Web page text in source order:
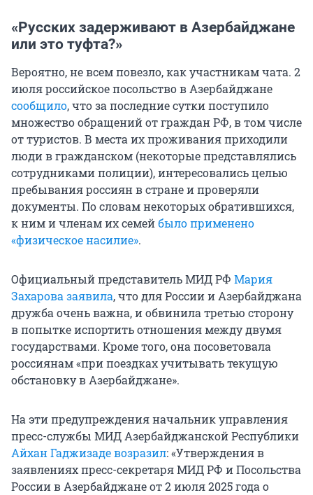
«Русских задерживают в Азербайджане
или это туфта?»
Вероятно, не всем повезло, как участникам чата. 2
июля российское посольство в Азербайджане
сообщило, что за последние сутки поступило
множество обращений от граждан РФ, в том числе
от туристов. В места их проживания приходили
люди в гражданском (некоторые представлялись
сотрудниками полиции), интересовались целью
пребывания россиян в стране и проверяли
документы. По словам некоторых обратившихся,
к ним и членам их семейбыло применено
«физическое насилие».
Официальный представитель МИД РФ Мария
Захарова заявила, что для России и Азербайджана
дружба очень важна, и обвинила третью сторону
в попытке испортить отношения между двумя
государствами. Кроме того, она посоветовала
россиянам «при поездках учитывать текущую
обстановку в Азербайджане».
На эти предупреждения начальник управления
пресс-службы МИД Азербайджанской Республики
Айхан Гаджизаде возразил: «Утверждения в
заявлениях пресс-секретаря МИД РФ и Посольства
России в Азербайджане от 2 июля 2025 года о